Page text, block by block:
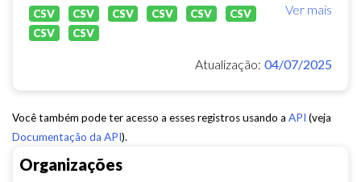
Organizações
Ver mais
CSV CSV CSV CSV CSV
CSV
CSV
CSV
Atualização: 04/07/2025
Você também pode ter acesso a esses registros usando a API (veja
Documentação da API).